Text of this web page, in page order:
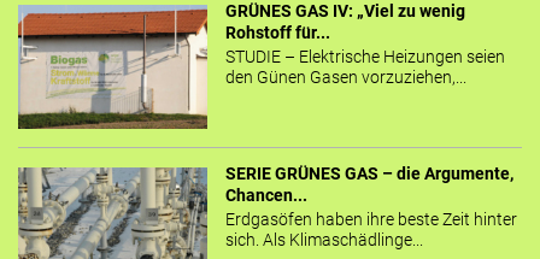
GRÜNES GAS IV: „Viel zu wenig
Rohstoff für...
STUDIE – Elektrische Heizungen seien
den Günen Gasen vorzuziehen,...
SERIE GRÜNES GAS – die Argumente,
Chancen...
Erdgasöfen haben ihre beste Zeit hinter
sich. Als Klimaschädlinge...